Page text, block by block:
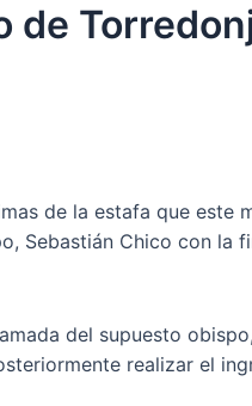
de
de la estafa que este
Sebastián Chico con la
del supuesto
realizar el